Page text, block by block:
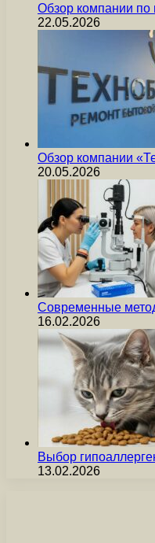
Обзор компании по
22.05.2026
Обзор компании
20.05.2026
Современные
16.02.2026
Выбор
13.02.2026